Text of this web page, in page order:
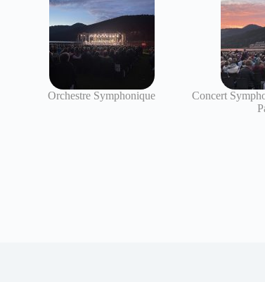
Orchestre Symphonique
Concert